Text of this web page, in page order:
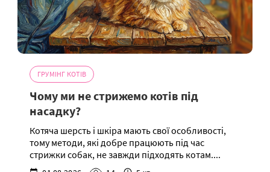
ГРУМІНГ КОТІВ
Чому ми не стрижемо котів під
насадку?
Котяча шерсть і шкіра мають свої особливості,
тому методи, які добре працюють під час
стрижки собак, не завжди підходять котам....